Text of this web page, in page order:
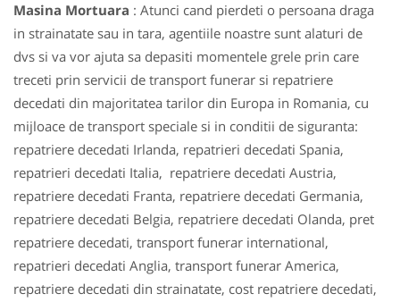
Masina Mortuara : Atunci cand pierdeti o persoana draga
in strainatate sau in tara, agentiile noastre sunt alaturi de
dvs si va vor ajuta sa depasiti momentele grele prin care
treceti prin servicii de transport funerar si repatriere
decedati din majoritatea tarilor din Europa in Romania, cu
mijloace de transport speciale si in conditii de siguranta:
repatriere decedati Irlanda, repatrieri decedati Spania,
repatrieri decedati Italia, repatriere decedati Austria,
repatriere decedati Franta, repatriere decedati Germania,
repatriere decedati Belgia, repatriere decedati Olanda, pret
repatriere decedati, transport funerar international,
repatrieri decedati Anglia, transport funerar America,
repatriere decedati din strainatate, cost repatriere decedati,